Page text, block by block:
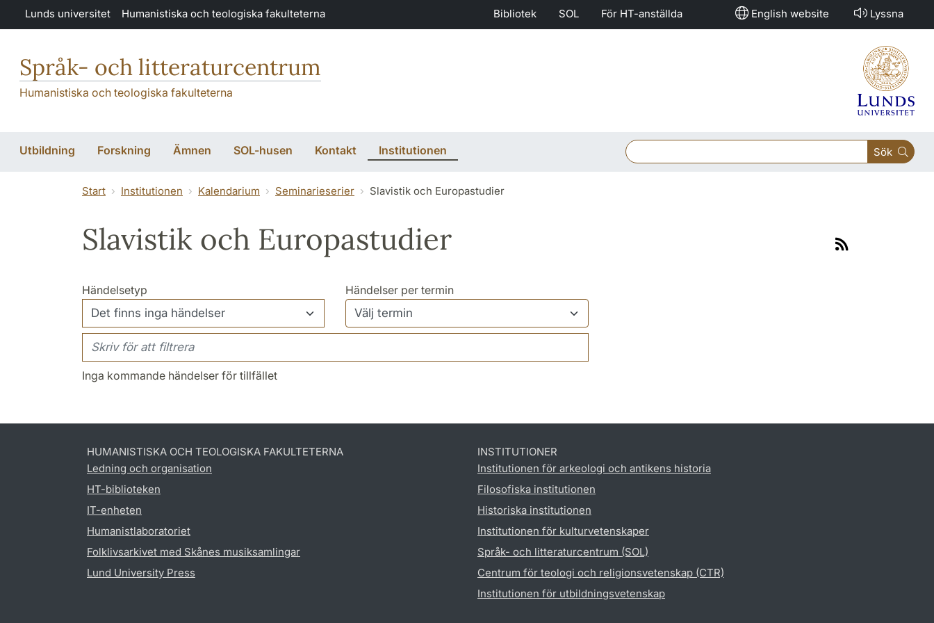
Hoppa till huvudinnehåll
Lunds universitet Humanistiska och teologiska fakulteterna Bibliotek SOL För HT-anställda English website Lyssna
Språk- och litteraturcentrum
Humanistiska och teologiska fakulteterna
Utbildning Forskning Ämnen SOL-husen Kontakt Institutionen Sök
Start Institutionen Kalendarium Seminarieserier Slavistik och Europastudier
Slavistik och Europastudier
Rss-
Händelsetyp Händelser per termin
Inga kommande händelser för tillfället
HUMANISTISKA OCH TEOLOGISKA FAKULTETERNA
Ledning och organisation
HT-biblioteken
IT-enheten
Humanistlaboratoriet
Folklivsarkivet med Skånes musiksamlingar
Lund University Press
INSTITUTIONER
Institutionen för arkeologi och antikens historia
Filosofiska institutionen
Historiska institutionen
Institutionen för kulturvetenskaper
Språk- och litteraturcentrum (SOL)
Centrum för teologi och religionsvetenskap (CTR)
Institutionen för utbildningsvetenskap